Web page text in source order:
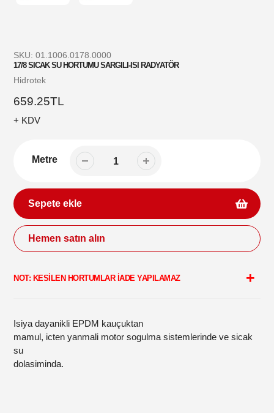
SKU: 01.1006.0178.0000
17/8 SICAK SU HORTUMU SARGILI-ISI RADYATÖR
Satıcı
Hidrotek
Normal
fiyat
659.25TL
+ KDV
Metre
Sepete ekle
Hemen satın alın
ürün
NOT: KESİLEN HORTUMLAR İADE YAPILAMAZ
Isiya dayanikli EPDM kauçuktan
mamul, icten yanmali motor sogulma sistemlerinde ve sicak
su
dolasiminda.